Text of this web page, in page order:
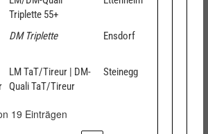
Triplette 55+
DM Triplette Ensdorf
LM TaT/Tireur | DM-
Quali TaT/Tireur
Steinegg
19 Einträgen